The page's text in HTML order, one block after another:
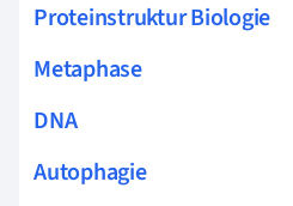
Proteinstruktur Biologie
Metaphase
DNA
Autophagie